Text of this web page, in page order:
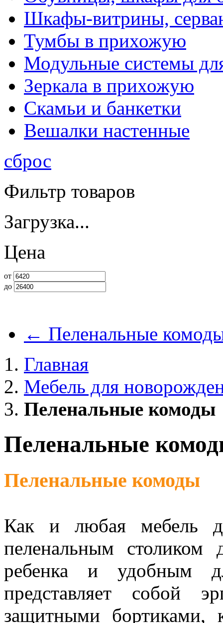
Шкафы-витрины,
Тумбы в прихожую
Модульные системы
Зеркала в прихожую
Скамьи и банкетки
Вешалки настенные
сброс
Фильтр товаров
Загрузка...
Цена
от
до
← Пеленальные
Главная
Мебель для
Пеленальные комоды
Пеленальные
Пеленальные комоды
Как и любая мебель
пеленальным
ребенка и удобным
представляет собой
защитными бортиками,